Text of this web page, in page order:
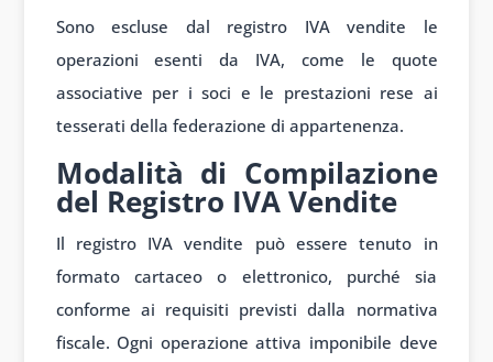
Sono escluse dal registro IVA vendite le
operazioni esenti da IVA, come le quote
associative per i soci e le prestazioni rese ai
tesserati della federazione di appartenenza.
Modalità di Compilazione
del Registro IVA Vendite
Il registro IVA vendite può essere tenuto in
formato cartaceo o elettronico, purché sia
conforme ai requisiti previsti dalla normativa
fiscale. Ogni operazione attiva imponibile deve